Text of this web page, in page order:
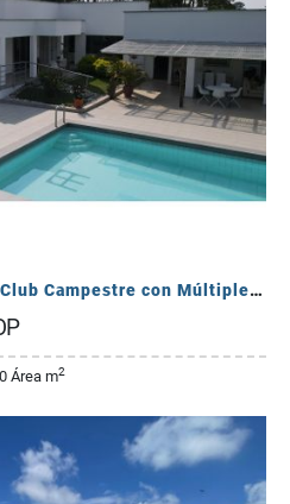
En Venta Chalet Cerca Al Club Campestre con Múltiples Jardines
Área m2